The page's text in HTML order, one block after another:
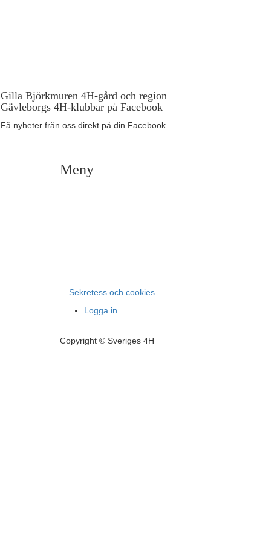
Gilla Björkmuren 4H-gård och region
Gävleborgs 4H-klubbar på Facebook
Få nyheter från oss direkt på din Facebook.
Meny
Sekretess och cookies
Logga in
Copyright © Sveriges 4H